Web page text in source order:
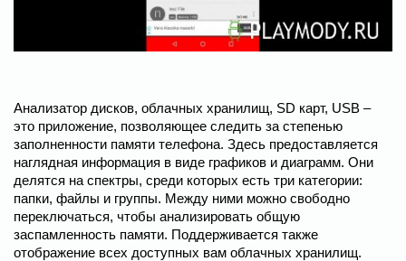
Анализатор дисков, облачных хранилищ, SD карт, USB –
это приложение, позволяющее следить за степенью
заполненности памяти телефона. Здесь предоставляется
наглядная информация в виде графиков и диаграмм. Они
делятся на спектры, среди которых есть три категории:
папки, файлы и группы. Между ними можно свободно
переключаться, чтобы анализировать общую
заспамленность памяти. Поддерживается также
отображение всех доступных вам облачных хранилищ.